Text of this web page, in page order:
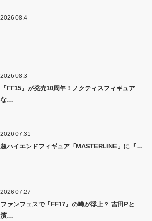
2026.08.4
2026.08.3
『FF15』が発売10周年！ノクティスフィギュア
な…
2026.07.31
超ハイエンドフィギュア「MASTERLINE」に『…
2026.07.27
ファンフェスで『FF17』の噂が浮上？ 吉田Pと
濱…